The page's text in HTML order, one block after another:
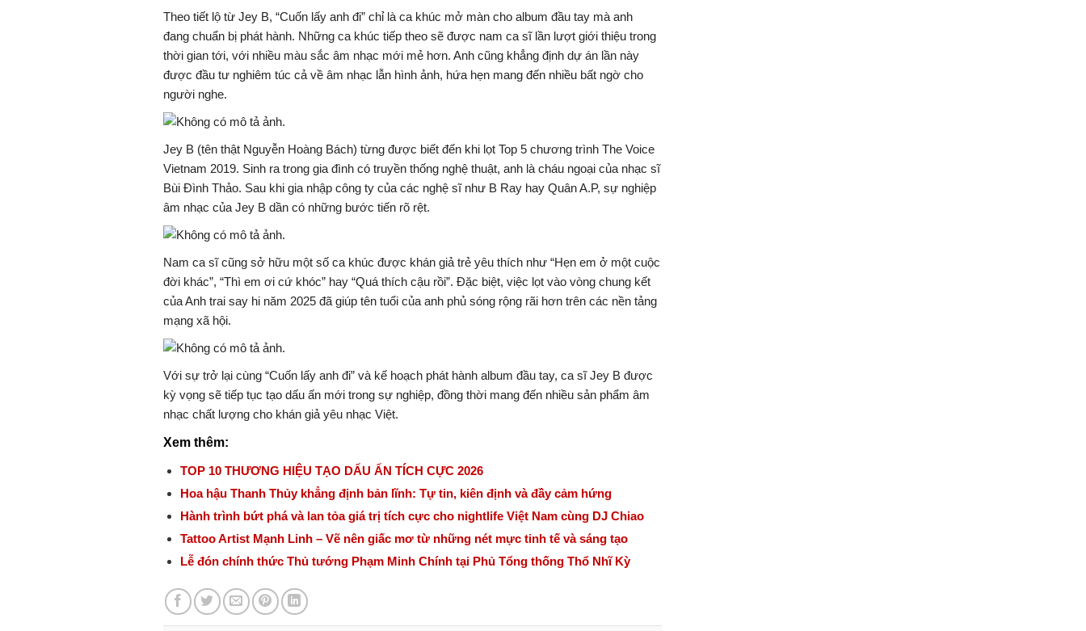
Theo tiết lộ từ Jey B, “Cuốn lấy anh đi” chỉ là ca khúc mở màn cho album đầu tay mà anh
đang chuẩn bị phát hành. Những ca khúc tiếp theo sẽ được nam ca sĩ lần lượt giới thiệu trong
thời gian tới, với nhiều màu sắc âm nhạc mới mẻ hơn. Anh cũng khẳng định dự án lần này
được đầu tư nghiêm túc cả về âm nhạc lẫn hình ảnh, hứa hẹn mang đến nhiều bất ngờ cho
người nghe.
Jey B (tên thật Nguyễn Hoàng Bách) từng được biết đến khi lọt Top 5 chương trình The Voice
Vietnam 2019. Sinh ra trong gia đình có truyền thống nghệ thuật, anh là cháu ngoại của nhạc sĩ
Bùi Đình Thảo. Sau khi gia nhập công ty của các nghệ sĩ như B Ray hay Quân A.P, sự nghiệp
âm nhạc của Jey B dần có những bước tiến rõ rệt.
Nam ca sĩ cũng sở hữu một số ca khúc được khán giả trẻ yêu thích như “Hẹn em ở một cuộc
đời khác”, “Thì em ơi cứ khóc” hay “Quá thích cậu rồi”. Đặc biệt, việc lọt vào vòng chung kết
củaAnh trai say hi năm 2025 đã giúp tên tuổi của anh phủ sóng rộng rãi hơn trên các nền tảng
mạng xã hội.
Với sự trở lại cùng “Cuốn lấy anh đi” và kế hoạch phát hành album đầu tay, ca sĩJey B được
kỳ vọng sẽ tiếp tục tạo dấu ấn mới trong sự nghiệp, đồng thời mang đến nhiều sản phẩm âm
nhạc chất lượng cho khán giả yêu nhạc Việt.
Xem thêm:
TOP 10 THƯƠNG HIỆU TẠO DẤU ẤN TÍCH CỰC 2026
Hoa hậu Thanh Thủy khẳng định bản lĩnh: Tự tin, kiên định và đầy cảm hứng
Hành trình bứt phá và lan tỏa giá trị tích cực cho nightlife Việt Nam cùng DJ Chiao
Tattoo Artist Mạnh Linh – Vẽ nên giấc mơ từ những nét mực tinh tế và sáng tạo
Lễ đón chính thức Thủ tướng Phạm Minh Chính tại Phủ Tổng thống Thổ Nhĩ Kỳ